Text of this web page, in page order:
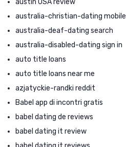
australia-christian-dating mobile
australia-deaf-dating search
australia-disabled-dating sign in
auto title loans
auto title loans near me
azjatyckie-randki reddit
Babel app di incontri gratis
babel dating de reviews
babel dating it review